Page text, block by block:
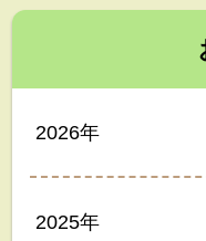
2026年
2025年